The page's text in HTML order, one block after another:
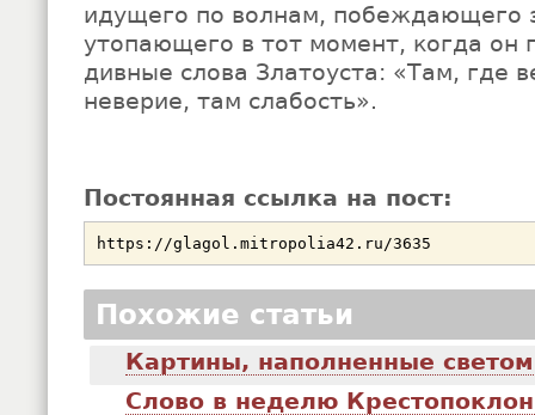
идущего по волнам, побеждающего
утопающего в тот момент, когда он
дивные слова Златоуста: «Там, где
неверие, там слабость».
Постоянная ссылка на пост:
Похожие статьи
Картины, наполненные светом
Слово в неделю